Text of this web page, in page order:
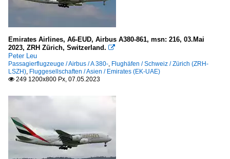
Emirates Airlines, A6-EUD, Airbus A380-861, msn: 216, 03.Mai
2023, ZRH Zürich, Switzerland. 
Peter Leu
Passagierflugzeuge / Airbus / A 380-, Flughäfen / Schweiz / Zürich (ZRH-
LSZH), Fluggesellschaften / Asien / Emirates (EK-UAE)
 249 1200x800 Px, 07.05.2023